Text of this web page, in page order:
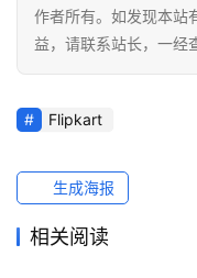
作者所有。如发现本站
益，请联系站长，一经
Flipkart
生成海报
相关阅读